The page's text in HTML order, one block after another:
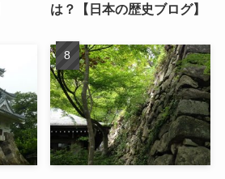
は？【日本の歴史ブログ】